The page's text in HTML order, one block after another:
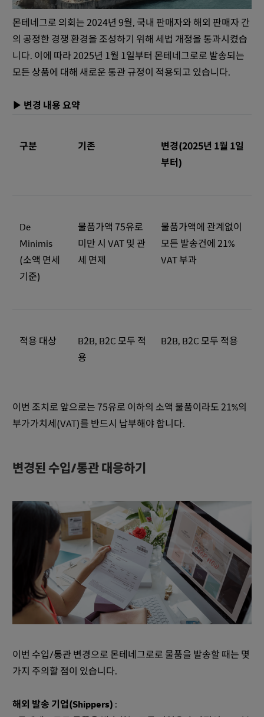
몬테네그로 의회는 2024년 9월, 국내 판매자와 해외 판매자 간
의 공정한 경쟁 환경을 조성하기 위해 세법 개정을 통과시켰습
니다. 이에 따라 2025년 1월 1일부터 몬테네그로로 발송되는
모든 상품에 대해 새로운 통관 규정이 적용되고 있습니다.
▶ 변경 내용 요약
구분 기존
변경(2025년 1월 1일
부터)
De
Minimis
(소액 면세
기준)
물품가액 75유로
미만 시 VAT 및 관
세 면제
물품가액에 관계없이
모든 발송건에 21%
VAT 부과
적용 대상
B2B, B2C 모두 적
용
B2B, B2C 모두 적용
이번 조치로 앞으로는 75유로 이하의 소액 물품이라도 21%의
부가가치세(VAT)를 반드시 납부해야 합니다.
변경된 수입/통관 대응하기
이번 수입/통관 변경으로 몬테네그로로 물품을 발송할 때는 몇
가지 주의할 점이 있습니다.
해외 발송 기업(Shippers) :